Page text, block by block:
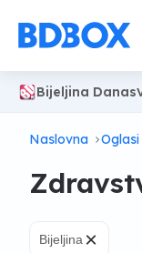
Bijeljina Danas
Naslovna Oglasi
Bijeljina ×